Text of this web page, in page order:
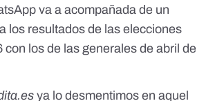
va a acompañada de un
los resultados de las elecciones
con los de las generales de abril de
ya lo desmentimos en aquel